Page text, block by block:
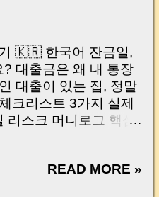
🇰🇷 한국어 잔금일,
대출금은 왜 내 통장
대출이 있는 집, 정말
크리스트 3가지 실제
리스크 머니로그 핵심
the Seller Has a
READ MORE »